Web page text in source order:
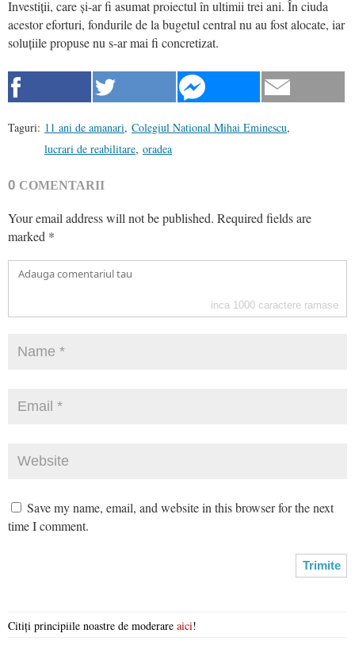
Investiții, care și-ar fi asumat proiectul în ultimii trei ani. În ciuda
acestor eforturi, fondurile de la bugetul central nu au fost alocate, iar
soluțiile propuse nu s-ar mai fi concretizat.
Taguri: 11 ani de amanari, Colegiul National Mihai Eminescu,
lucrari de reabilitare, oradea
0 COMENTARII
Your email address will not be published. Required fields are
marked *
inca 1000 caractere ramase
Save my name, email, and website in this browser for the next
time I comment.
Citiți principiile noastre de moderare aici!